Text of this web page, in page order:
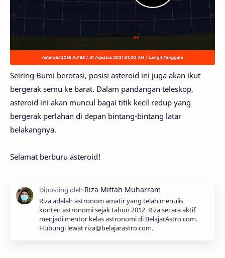
Seiring Bumi berotasi, posisi asteroid ini juga akan ikut
bergerak semu ke barat. Dalam pandangan teleskop,
asteroid ini akan muncul bagai titik kecil redup yang
bergerak perlahan di depan bintang-bintang latar
belakangnya.
Selamat berburu asteroid!
Riza adalah astronom amatir yang telah menulis
konten astronomi sejak tahun 2012. Riza secara aktif
menjadi mentor kelas astronomi di BelajarAstro.com.
Hubungi lewat riza@belajarastro.com.